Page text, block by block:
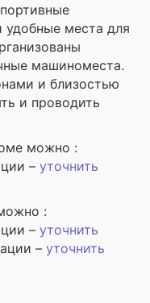
удобные места для
машиноместа.
и близостью
и проводить
можно :
– уточнить
:
– уточнить
– уточнить